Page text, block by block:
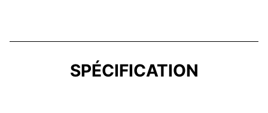
SPÉCIFICATION